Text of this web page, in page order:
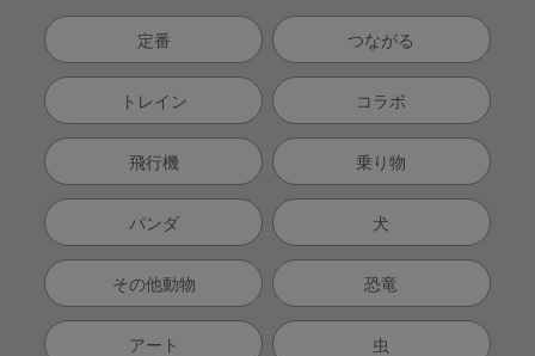
定番 つながる
トレイン コラボ
飛行機 乗り物
パンダ 犬
その他動物 恐竜
アート 虫